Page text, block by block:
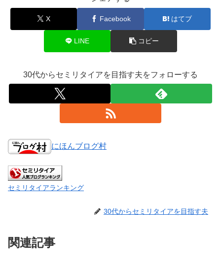
X Facebook はてブ
LINE コピー
30代からセミリタイアを目指す夫をフォローする
にほんブログ村
セミリタイアランキング
30代からセミリタイアを目指す夫
関連記事